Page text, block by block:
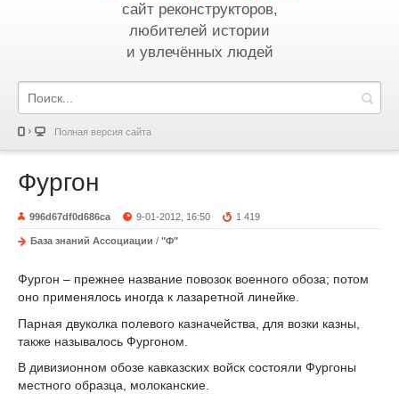
сайт реконструкторов,
любителей истории
и увлечённых людей
Полная версия сайта
Фургон
996d67df0d686ca 9-01-2012, 16:50 1 419
База знаний Ассоциации / "Ф"
Фургон – прежнее название повозок военного обоза; потом
оно применялось иногда к лазаретной линейке.
Парная двуколка полевого казначейства, для возки казны,
также называлось Фургоном.
В дивизионном обозе кавказских войск состояли Фургоны
местного образца, молоканские.